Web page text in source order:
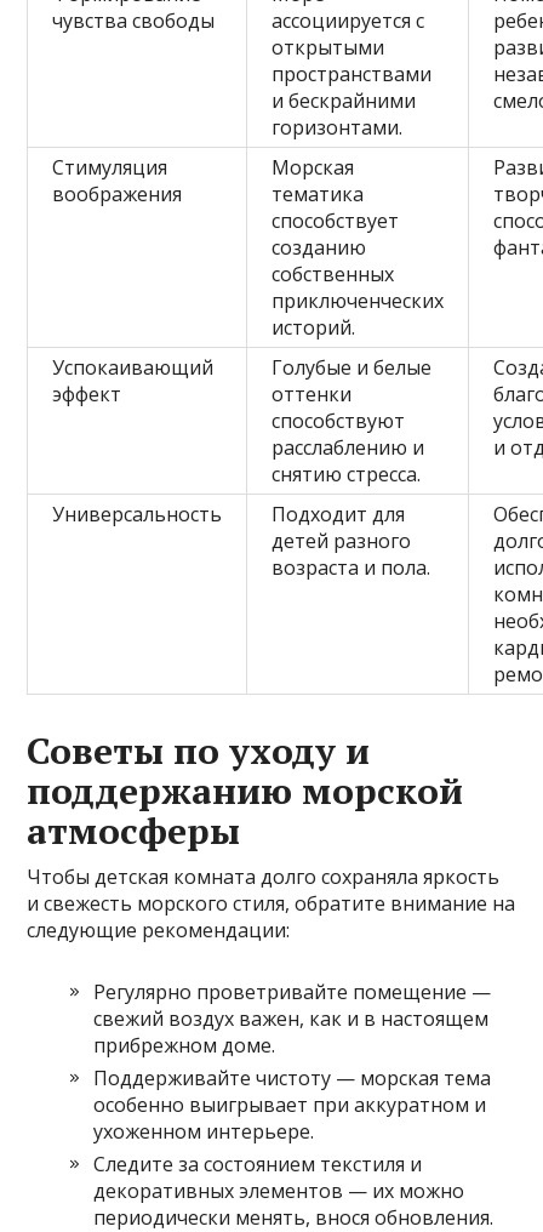
чувства свободы
ассоциируется с
открытыми
пространствами
и бескрайними
горизонтами.
Стимуляция
воображения
Морская
тематика
способствует
созданию
собственных
приключенческих
историй.
Успокаивающий
эффект
Голубые и белые
оттенки
способствуют
расслаблению и
снятию стресса.
и
Универсальность
Подходит для
детей разного
возраста и пола.
Советы по уходу и
поддержанию морской
атмосферы
Чтобы детская комната долго сохраняла яркость
и свежесть морского стиля, обратите внимание на
следующие рекомендации:
Регулярно проветривайте помещение —
свежий воздух важен, как и в настоящем
прибрежном доме.
Поддерживайте чистоту — морская тема
особенно выигрывает при аккуратном и
ухоженном интерьере.
Следите за состоянием текстиля и
декоративных элементов — их можно
периодически менять, внося обновления.